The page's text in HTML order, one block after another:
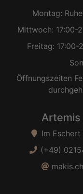
Montag:
Mittwoch: 17:00-
Freitag: 17:00-
Öffnungszeiten
Im Eschert
(+49)